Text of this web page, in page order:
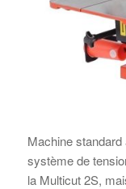
Machine
système de
la Multicut 2S,